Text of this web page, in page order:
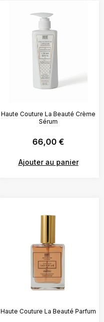
Haute Couture La Beauté Crème
Sérum
66,00 €
Ajouter au panier
Haute Couture La Beauté Parfum